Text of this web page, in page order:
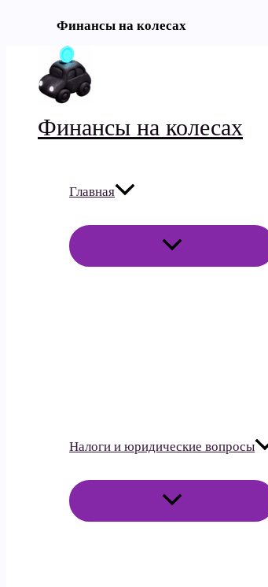
Финансы на колесах
содержимому
Финансы на колесах
Главная
ПЕРЕКЛЮЧАТЕЛЬ
Налоги и юридические вопросы
ПЕРЕКЛЮЧАТЕЛЬ